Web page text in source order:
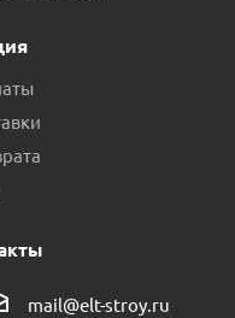
mail@elt-stroy.ru